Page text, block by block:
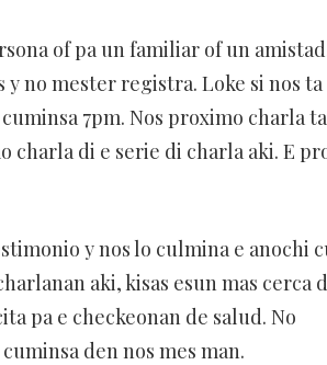
of pa un familiar of un
y no mester registra. Loke si nos
7pm. Nos proximo charla
charla di e serie di charla aki. E
y nos lo culmina e anochi
aki, kisas esun mas cerca
pa e checkeonan de salud. No
den nos mes man.